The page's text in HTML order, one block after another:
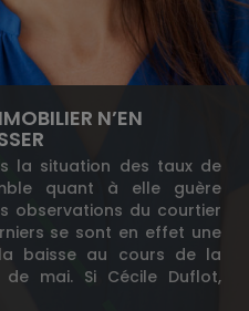
N’EN
la situation des taux de
quant à elle guère
observations du courtier
se sont en effet une
baisse au cours de la
mai. Si Cécile Duflot,